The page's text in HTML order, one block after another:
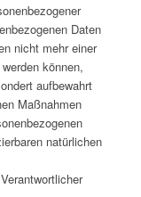
Daten
nicht mehr einer
können,
aufbewahrt
Maßnahmen
natürlichen